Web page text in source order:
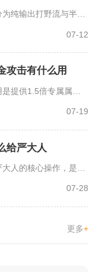
孙悟空主流出装分为纯输出打野流与半肉容错流，常规出装顺序为贪...
07-12
攻击有什么用
07-19
给严大人
07-28
更多+